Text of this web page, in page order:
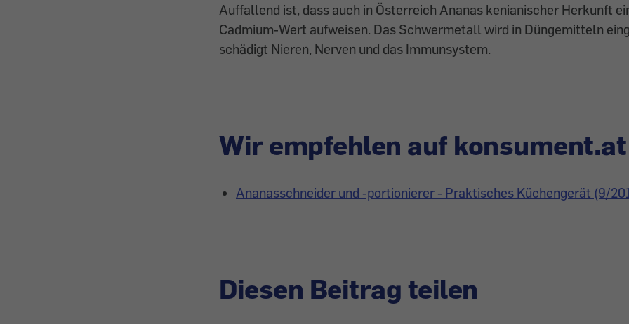
Auffallend ist, dass auch in Österreich Ananas kenianischer Herkunft
Cadmium-Wert aufweisen. Das Schwermetall wird in Düngemitteln
schädigt Nieren, Nerven und das Immunsystem.
Wir empfehlen auf konsument.at
Ananasschneider und -portionierer - Praktisches Küchengerät (9/
Diesen Beitrag teilen